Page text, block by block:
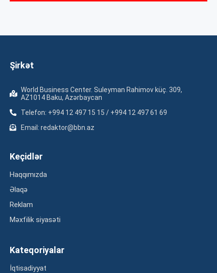
Şirkət
World Business Center. Suleyman Rahimov küç. 309,
AZ1014 Baku, Azərbaycan
Telefon: +994 12 497 15 15 / +994 12 497 61 69
Email: redaktor@bbn.az
Keçidlər
Haqqımızda
Əlaqə
Reklam
Məxfilik siyasəti
Kateqoriyalar
İqtisadiyyat